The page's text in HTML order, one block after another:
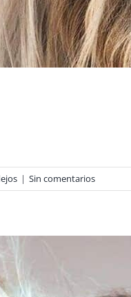
| Sin comentarios